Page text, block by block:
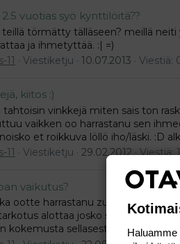
2.5 vuotias syö kynttilöitä??
törmätty tälläseen? meillä neiti
ja ihmetyttää. :| =)
11
Viestiketju 10.07.2013 Viestiä:
kiitos :)
tahtoisin vinkkejä miten sais ton
vaikken oo harrastanu sen
et roikkuva löllö iho/läski. :D
11
Viestiketju 29.02.2012 Viestiä: 1
vaikutus?
ootte harrastanu zumbaa niin
alottaa josko sais ton
kokemusta sellasesta ku chiball??
Haluamme